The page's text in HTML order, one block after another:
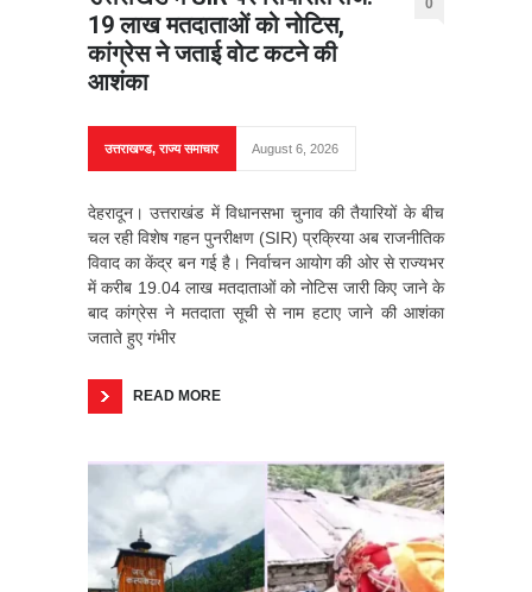
19 लाख मतदाताओं को नोटिस,
कांग्रेस ने जताई वोट कटने की
आशंका
0
उत्तराखण्ड,राज्य समाचार August 6, 2026
देहरादून। उत्तराखंड में विधानसभा चुनाव की तैयारियों के बीच
चल रही विशेष गहन पुनरीक्षण (SIR) प्रक्रिया अब राजनीतिक
विवाद का केंद्र बन गई है। निर्वाचन आयोग की ओर से राज्यभर
में करीब 19.04 लाख मतदाताओं को नोटिस जारी किए जाने के
बाद कांग्रेस ने मतदाता सूची से नाम हटाए जाने की आशंका
जताते हुए गंभीर
READ MORE